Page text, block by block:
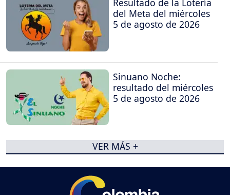
Resultado de la Lotería
del Meta del miércoles
5 de agosto de 2026
Sinuano Noche:
resultado del miércoles
5 de agosto de 2026
VER MÁS +